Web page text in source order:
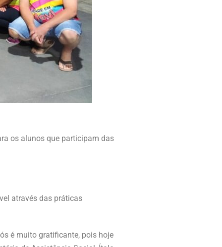
os alunos que participam das
através das práticas
é muito gratificante, pois hoje